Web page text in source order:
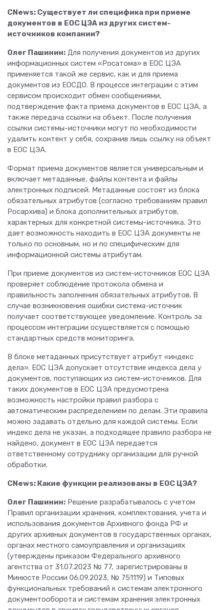
CNews: Существует ли специфика при приеме
документов в ЕОС ЦЭА из других систем-
источников компании?
Олег Пашинин: Для получения документов из других
информационных систем «Росатома» в ЕОС ЦЭА
применяется такой же сервис, как и для приема
документов из ЕОСДО. В процессе интеграции с этим
сервисом происходит обмен сообщениями,
подтверждение факта приема документов в ЕОС ЦЭА, а
также передача ссылки на объект. После получения
ссылки системы-источники могут по необходимости
удалить контент у себя, сохранив лишь ссылку на объект
в ЕОС ЦЭА.
Формат приема документов является универсальным и
включает метаданные, файлы контента и файлы
электронных подписей. Метаданные состоят из блока
обязательных атрибутов (согласно требованиям правил
Росархива) и блока дополнительных атрибутов,
характерных для конкретной системы-источника. Это
дает возможность находить в ЕОС ЦЭА документы не
только по основным, но и по специфическим для
информационной системы атрибутам.
При приеме документов из систем-источников ЕОС ЦЭА
проверяет соблюдение протокола обмена и
правильность заполнения обязательных атрибутов. В
случае возникновения ошибки система-источник
получает соответствующее уведомление. Контроль за
процессом интеграции осуществляется с помощью
стандартных средств мониторинга.
В блоке метаданных присутствует атрибут «индекс
дела». ЕОС ЦЭА допускает отсутствие индекса дела у
документов, поступающих из систем-источников. Для
таких документов в ЕОС ЦЭА предусмотрена
возможность настройки правил разбора с
автоматическим распределением по делам. Эти правила
можно задавать отдельно для каждой системы. Если
индекс дела не указан, а подходящее правило разбора не
найдено, документ в ЕОС ЦЭА передается
ответственному сотруднику организации для ручной
обработки.
CNews: Какие функции реализованы в ЕОС ЦЭА?
Олег Пашинин: Решение разрабатывалось с учетом
Правил организации хранения, комплектования, учета и
использования документов Архивного фонда РФ и
других архивных документов в государственных органах,
органах местного самоуправления и организациях
(утверждены приказом Федерального архивного
агентства от 31.07.2023 № 77, зарегистрированы в
Минюсте России 06.09.2023, № 751119) и Типовых
функциональных требований к системам электронного
документооборота и системам хранения электронных